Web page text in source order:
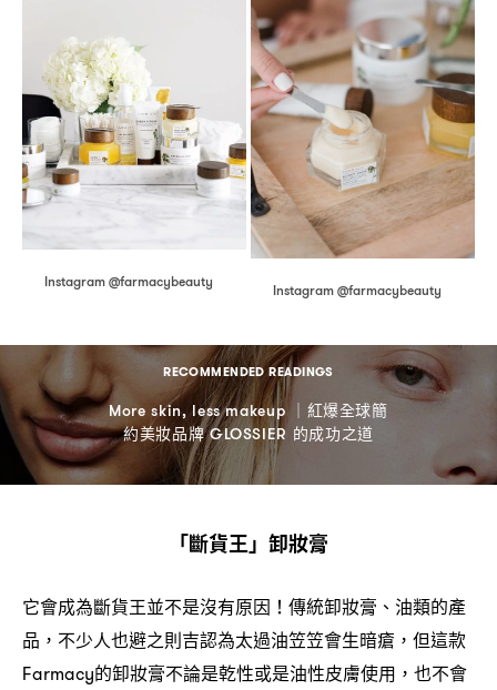
Instagram @farmacybeauty Instagram @farmacybeauty
RECOMMENDED READINGS
More skin, less makeup ｜ 紅爆全球簡
約美妝品牌GLOSSIER 的成功之道
「斷貨王」卸妝膏
它會成為斷貨王並不是沒有原因 ！ 傳統卸妝膏、油類的產
品 ， 不少人也避之則吉認為太過油笠笠會生暗瘡 ， 但這款
Farmacy的卸妝膏不論是乾性或是油性皮膚使用 ， 也不會